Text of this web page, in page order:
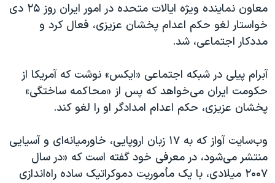
معاون نماینده ویژه ایالات متحده در امور ایران روز ۲۵ دی
خواستار لغو حکم اعدام پخشان عزیزی، فعال کرد و
مددکار اجتماعی، شد.
آبرام پیلی در شبکه اجتماعی «ایکس» نوشت که آمریکا از
حکومت ایران می‌خواهد که پس از «محاکمه ساختگی»
پخشان عزیزی، حکم اعدام امدادگر او را لغو کند.
وب‌سایت آواز که به ۱۷ زبان اروپایی، خاورمیانه‌ای و آسیایی
منتشر می‌شود، در معرفی خود گفته است که «در سال
۲۰۰۷ میلادی، با یک مأموریت دموکراتیک ساده راه‌اندازی